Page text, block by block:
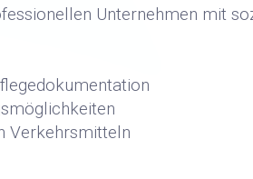
Unternehmen mit
Verkehrsmitteln